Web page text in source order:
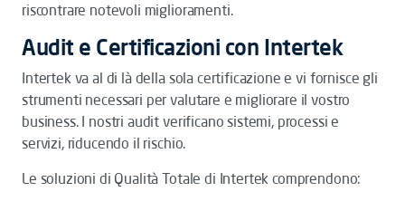
riscontrare notevoli miglioramenti.
Audit e Certificazioni con Intertek
Intertek va al di là della sola certificazione e vi fornisce gli
strumenti necessari per valutare e migliorare il vostro
business. I nostri audit verificano sistemi, processi e
servizi, riducendo il rischio.
Le soluzioni di Qualità Totale di Intertek comprendono: